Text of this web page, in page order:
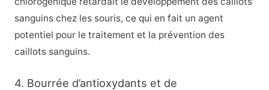
sanguins chez les souris, ce qui en fait un agent
potentiel pour le traitement et la prévention des
caillots sanguins.
4. Bourrée d’antioxydants et de